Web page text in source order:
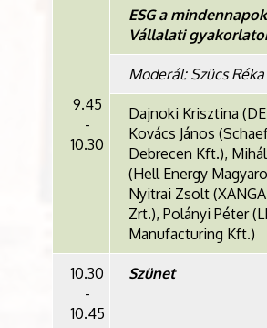
9.45
-
10.30
ESG a
Vállalati
Moderál: Szücs
Dajnoki Krisztina
Kovács János
Debrecen Kft.),
(Hell Energy
Nyitrai Zsolt
Zrt.), Polányi Péter
Manufacturing Kft.)
10.30
-
10.45
Szünet